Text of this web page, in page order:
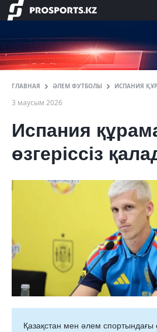
ГЛАВНАЯ ӘЛЕМ ФУТБОЛЫ ИСПАНИЯ
3 маусым 2026
Испания
өзгеріссіз
Қазақстан мен әлем спортындағы